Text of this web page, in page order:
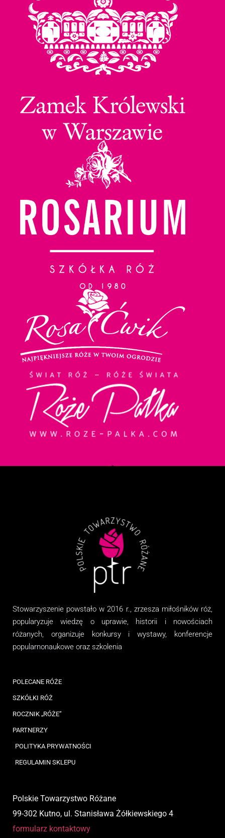
Stowarzyszenie powstało w 2016 r., zrzesza miłośników róż,
popularyzuje wiedzę o uprawie, historii i nowościach
różanych, organizujekonkursy i wystawy, konferencje
popularnonaukowe oraz szkolenia
POLECANE RÓŻE
SZKÓŁKI RÓŻ
ROCZNIK „RÓŻE”
PARTNERZY
POLITYKA PRYWATNOŚCI
REGULAMIN SKLEPU
Polskie Towarzystwo Różane
99-302 Kutno, ul. Stanisława Żółkiewskiego 4
formularz kontaktowy